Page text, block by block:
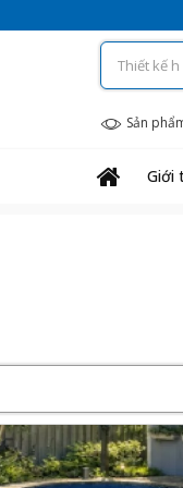
Sản
Giới